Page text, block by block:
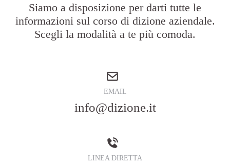
Siamo a disposizione per darti tutte le
informazioni sul corso di dizione aziendale.
Scegli la modalità a te più comoda.
EMAIL
info@dizione.it
LINEA DIRETTA